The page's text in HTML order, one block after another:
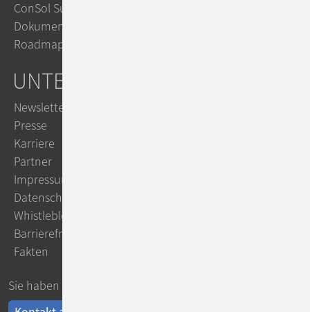
ConSol Support & Trainings
Dokumentation im TecDoc
Roadmap
UNTERNEHMEN
Newsletter
Presse
Karriere
Partner
Impressum
Datenschutz
Whistleblowing
Barrierefreiheit
Fakten
Sie haben Fragen?